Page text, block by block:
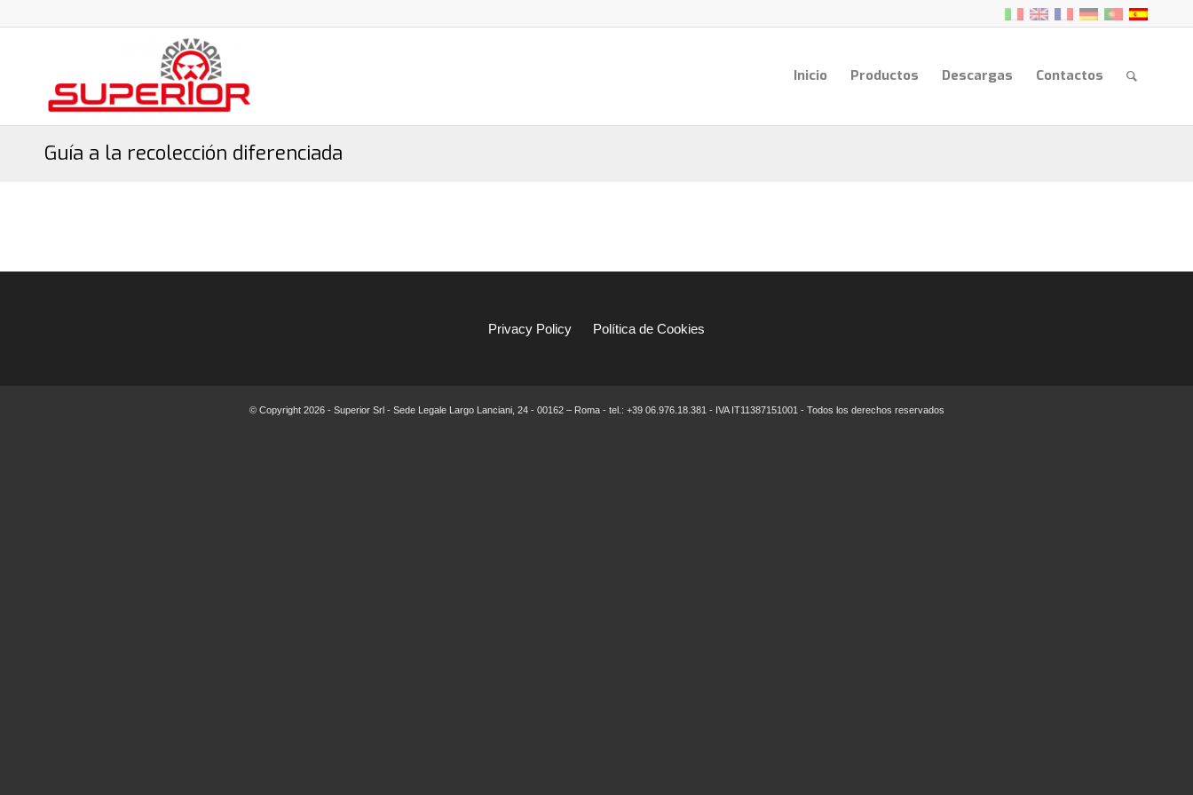
Inicio Productos Descargas Contactos
Guía a la recolección diferenciada
Privacy Policy Política de Cookies
© Copyright 2026 - Superior Srl - Sede Legale Largo Lanciani, 24 - 00162 – Roma - tel.: +39 06.976.18.381 - IVA IT11387151001 - Todos los derechos reservados